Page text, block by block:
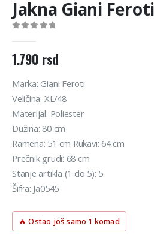
Jakna Giani
1.790 rsd
Marka: Giani Feroti
Veličina: XL/48
Materijal: Poliester
Dužina: 80 cm
Ramena: 51 cm Rukavi: 64 cm
Prečnik grudi: 68 cm
Stanje artikla (1 do 5): 5
Šifra: Ja0545
🔥 Ostao još samo 1 komad